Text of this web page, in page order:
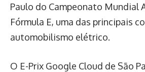
Paulo do Campeonato Mundial
Fórmula E, uma das principais
automobilismo elétrico.
O E-Prix Google Cloud de São